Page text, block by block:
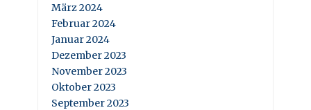
März 2024
Februar 2024
Januar 2024
Dezember 2023
November 2023
Oktober 2023
September 2023